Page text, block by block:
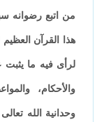
من اتبع رضوانه
هذا القرآن
لرأى فيه ما
والأحكام،
وحدانية الله